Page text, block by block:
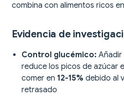
combina con alimentos ricos
Evidencia de
Control glucémico: Añadir
reduce los picos de azúcar
comer en 12-15% debido al
retrasado